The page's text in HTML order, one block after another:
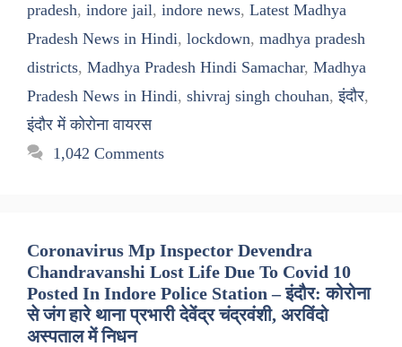
pradesh, indore jail, indore news, Latest Madhya
Pradesh News in Hindi, lockdown, madhya pradesh
districts, Madhya Pradesh Hindi Samachar, Madhya
Pradesh News in Hindi, shivraj singh chouhan,इंदौर,
इंदौर में कोरोना वायरस
1,042 Comments
Coronavirus Mp Inspector Devendra
Chandravanshi Lost Life Due To Covid 10
Posted In Indore Police Station – इंदौर: कोरोना
से जंग हारे थाना प्रभारी देवेंद्र चंद्रवंशी, अरविंदो
अस्पताल में निधन